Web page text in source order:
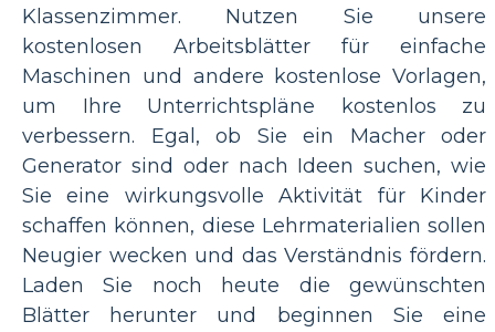
Klassenzimmer. Nutzen Sie unsere
kostenlosen Arbeitsblätter für einfache
Maschinen und andere kostenlose Vorlagen,
um Ihre Unterrichtspläne kostenlos zu
verbessern. Egal, ob Sie ein Macher oder
Generator sind oder nach Ideen suchen, wie
Sie eine wirkungsvolle Aktivität für Kinder
schaffen können, diese Lehrmaterialien sollen
Neugier wecken und das Verständnis fördern.
Laden Sie noch heute die gewünschten
Blätter herunter und beginnen Sie eine